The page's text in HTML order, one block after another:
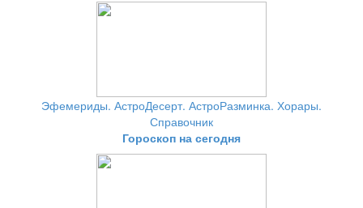
Эфемериды. АстроДесерт. АстроРазминка. Хорары.
Справочник
Гороскоп на сегодня